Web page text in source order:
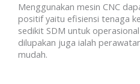
Menggunakan mesin CNC
positif yaitu efisiensi tenaga
sedikit SDM untuk
dilupakan juga ialah
mudah.